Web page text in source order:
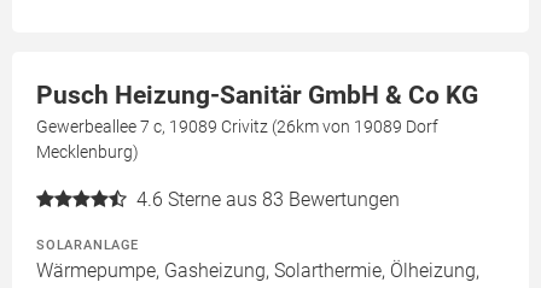
Pusch Heizung-Sanitär GmbH & Co KG
Gewerbeallee 7 c, 19089 Crivitz (26km von 19089 Dorf
Mecklenburg)
4.6 Sterne aus 83 Bewertungen
SOLARANLAGE
Wärmepumpe, Gasheizung, Solarthermie, Ölheizung,